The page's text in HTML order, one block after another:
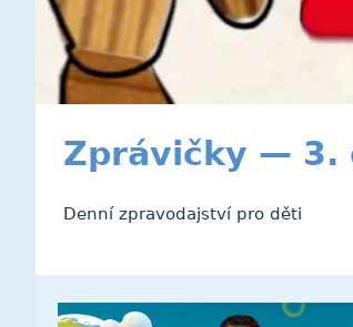
Zprávičky — 3.
Denní zpravodajství pro děti